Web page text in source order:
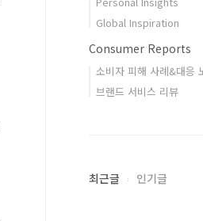
Global Inspiration
Consumer Reports
소비자 피해 사례&대응
브랜드 서비스 리뷰
최근글 인기글